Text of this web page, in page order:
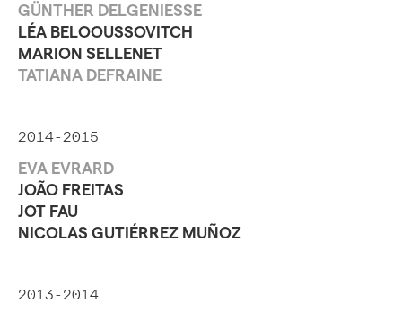
GÜNTHER DELGENIESSE
LÉA BELOOUSSOVITCH
MARION SELLENET
TATIANA DEFRAINE
2014-2015
EVA EVRARD
JOÃO FREITAS
JOT FAU
NICOLAS GUTIÉRREZ MUÑOZ
2013-2014